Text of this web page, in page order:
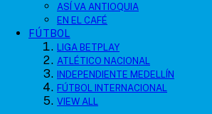
ASÍ VA ANTIOQUIA
EN EL CAFÉ
FÚTBOL
LIGA BETPLAY
ATLÉTICO NACIONAL
INDEPENDIENTE MEDELLÍN
FÚTBOL INTERNACIONAL
VIEW ALL